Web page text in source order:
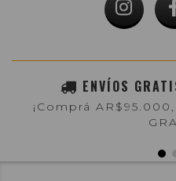
ENVÍOS
¡Comprá